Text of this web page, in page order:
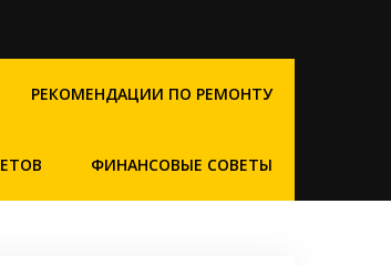
РЕКОМЕНДАЦИИ ПО РЕМОНТУ
ФИНАНСОВЫЕ СОВЕТЫ